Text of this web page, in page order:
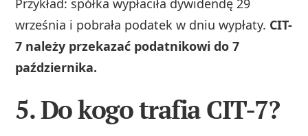
września i pobrała podatek w dniu wypłaty. CIT-
7 należy przekazać podatnikowi do 7
października.
5. Do kogo trafia CIT-7?